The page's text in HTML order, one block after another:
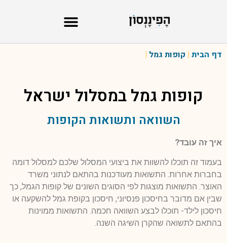
דף הבית | קופות גמל |
קופות גמל במסלול ישראל
השוואה ותשואות הקופות
איך זה עובד?
בעמוד זה תוכלו להשוות את ביצועי המסלול שלכם למסלול דומה
בחברות אחרות. התשואות מעודכנות בהתאם לנתוני משרד
האוצר. התשואות מוצגות לפי הסוגים השונים של קופות הגמל, כך
שבין אם מדובר בחיסכון פנסיוני, חיסכון בקופת גמל להשקעה או
חיסכון לילד- תוכלו לבצע השוואה חכמה. התשואות ממוינות
בהתאם לתשואה שהקרן השיגה השנה.